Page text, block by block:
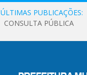
ÚLTIMAS PUBLICAÇÕES:
CONSULTA PÚBLICA